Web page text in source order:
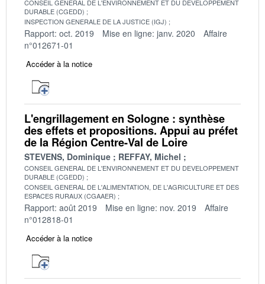
CONSEIL GENERAL DE L'ENVIRONNEMENT ET DU DEVELOPPEMENT
DURABLE (CGEDD)
INSPECTION GENERALE DE LA JUSTICE (IGJ)
Rapport: oct. 2019 Mise en ligne: janv. 2020
Affaire
n°012671-01
Accéder à la notice
L'engrillagement en Sologne : synthèse
des effets et propositions. Appui au préfet
de la Région Centre-Val de Loire
STEVENS, Dominique REFFAY, Michel
CONSEIL GENERAL DE L'ENVIRONNEMENT ET DU DEVELOPPEMENT
DURABLE (CGEDD)
CONSEIL GENERAL DE L'ALIMENTATION, DE L'AGRICULTURE ET DES
ESPACES RURAUX (CGAAER)
Rapport: août 2019 Mise en ligne: nov. 2019
Affaire
n°012818-01
Accéder à la notice